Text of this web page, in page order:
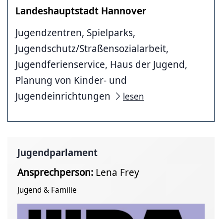
Landeshauptstadt Hannover
Jugendzentren, Spielparks,
Jugendschutz/Straßensozialarbeit,
Jugendferienservice, Haus der Jugend,
Planung von Kinder- und
Jugendeinrichtungen
lesen
Jugendparlament
Ansprechperson: Lena Frey
Jugend & Familie